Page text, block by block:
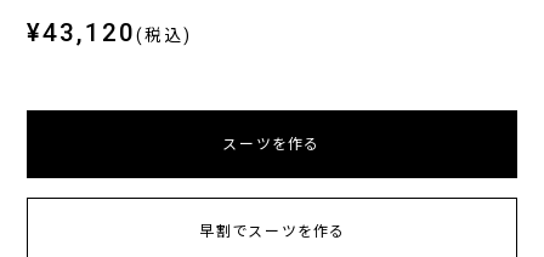
¥43,120(税込)
スーツを作る
早割でスーツを作る